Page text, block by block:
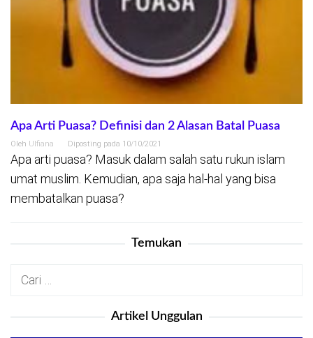
Apa Arti Puasa? Definisi dan 2 Alasan Batal Puasa
Oleh Ulfiana Diposting pada 10/10/2021
Apa arti puasa? Masuk dalam salah satu rukun islam
umat muslim. Kemudian, apa saja hal-hal yang bisa
membatalkan puasa?
Temukan
Cari
Artikel Unggulan